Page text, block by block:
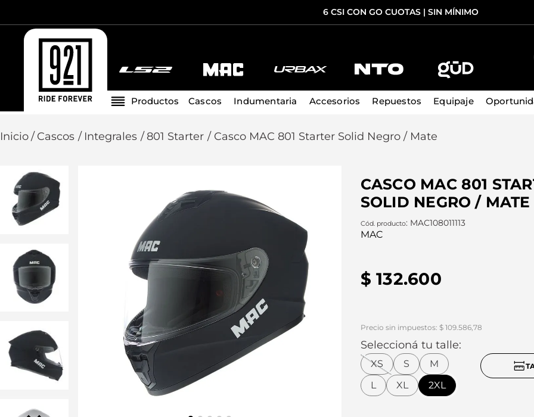
6 CSI CON GO CUOTAS | SIN MÍNIMO
Cascos Indumentaria Accesorios Repuestos Equipaje
Cascos Integrales 801 Starter Casco MAC 801 Starter Solid Negro / Mate
CASCO MAC 801
SOLID NEGRO / MATE
: MAC108011113
MAC
$ 132.600
Precio sin impuestos: $ 109.586,78
Seleccioná tu talle:
XS S
M
L
XL 2XL
TÉRMINOS MÁS BUSCADOS
1. casco
3. guantes
cosmos